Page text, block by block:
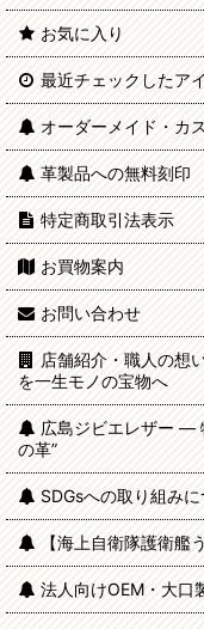
お気に入り
最近チェックしたア
オーダーメイド・カ
革製品への無料刻印
特定商取引法表示
お買物案内
お問い合わせ
店舗紹介・職人の想
を一生モノの宝物へ
広島ジビエレザー —
の革”
SDGsへの取り組みに
【海上自衛隊護衛艦
法人向けOEM・大口